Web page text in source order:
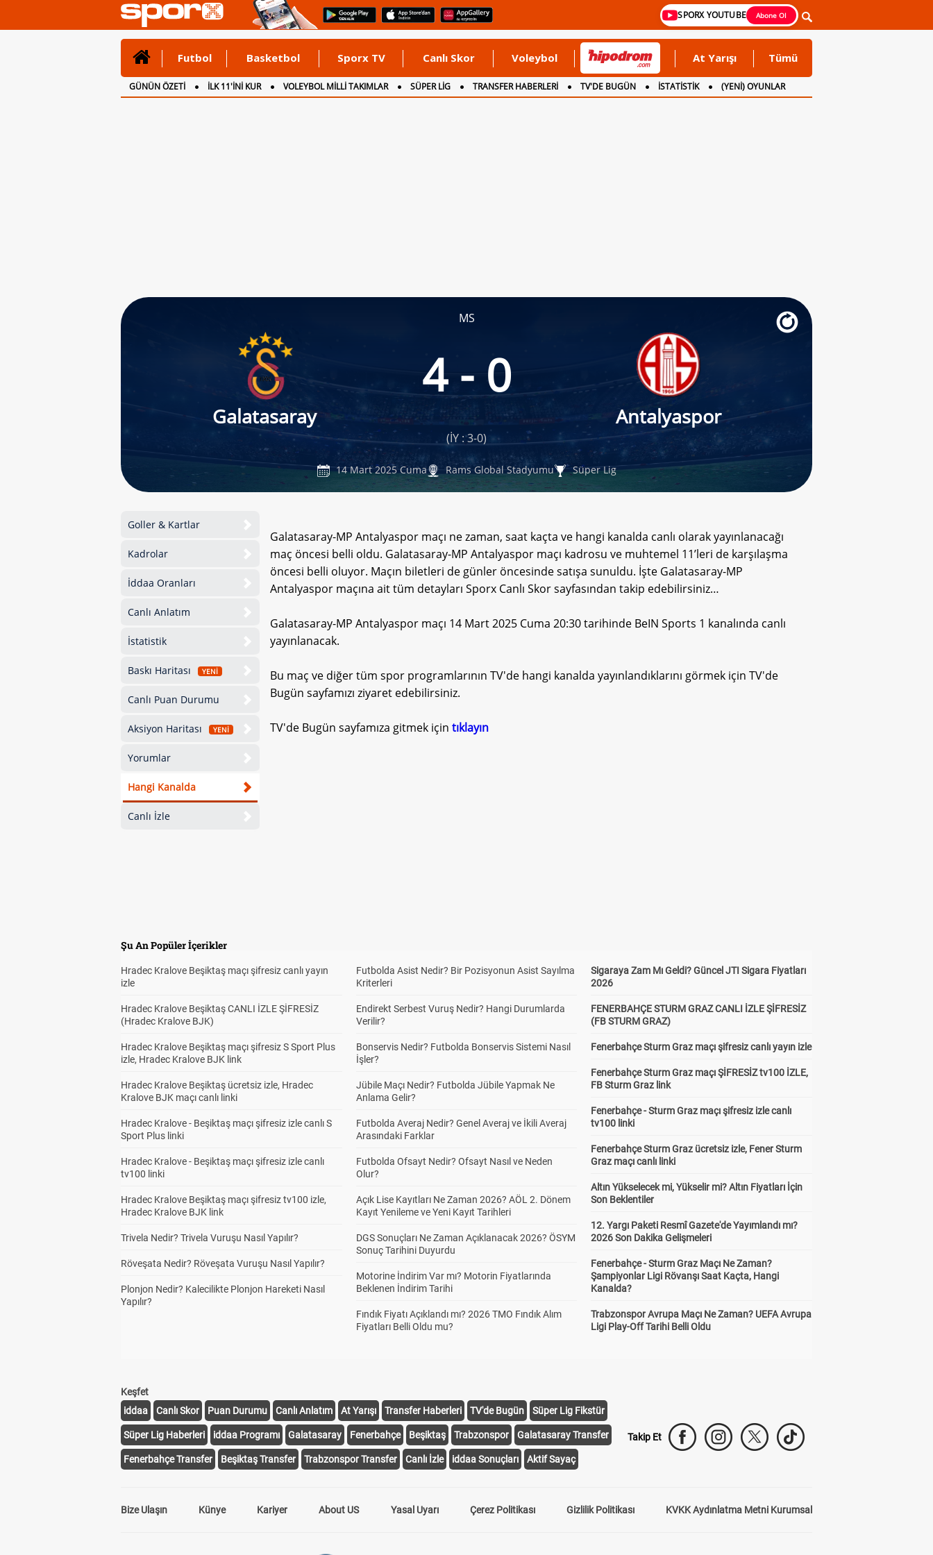
SPORX YOUTUBE Abone Ol
Futbol Basketbol Sporx TV Canlı Skor Voleybol At Yarışı Tümü
GÜNÜN ÖZETİ İLK 11'İNİ KUR VOLEYBOL MİLLİ TAKIMLAR SÜPER LİG TRANSFER HABERLERİ TV'DE BUGÜN İSTATİSTİK
(YENİ) OYUNLAR
CANLI ANLATIM
İNGİLTERE
MS
Galatasaray
4 - 0
Antalyaspor
(İY : 3-0)
14 Mart 2025 Cuma Rams Global Stadyumu Süper Lig
Goller & Kartlar
Kadrolar
İddaa Oranları
Canlı Anlatım
İstatistik
Baskı Haritası YENİ
Canlı Puan Durumu
Aksiyon Haritası YENİ
Yorumlar
Hangi Kanalda
Canlı İzle
Galatasaray-MP Antalyaspor maçı ne zaman, saat kaçta ve hangi kanalda canlı olarak yayınlanacağı
maç öncesi belli oldu. Galatasaray-MP Antalyaspor maçı kadrosu ve muhtemel 11’leri de karşılaşma
öncesi belli oluyor. Maçın biletleri de günler öncesinde satışa sunuldu. İşte Galatasaray-MP
Antalyaspor maçına ait tüm detayları Sporx Canlı Skor sayfasından takip edebilirsiniz…
Galatasaray-MP Antalyaspor maçı 14 Mart 2025 Cuma 20:30 tarihinde BeIN Sports 1 kanalında canlı
yayınlanacak.
Bu maç ve diğer tüm spor programlarının TV'de hangi kanalda yayınlandıklarını görmek için TV'de
Bugün sayfamızı ziyaret edebilirsiniz.
TV'de Bugün sayfamıza gitmek için tıklayın
Şu An Popüler İçerikler
Hradec Kralove Beşiktaş maçı şifresiz canlı yayın
izle
Hradec Kralove Beşiktaş CANLI İZLE ŞİFRESİZ
(Hradec Kralove BJK)
Hradec Kralove Beşiktaş maçı şifresiz S Sport Plus
izle, Hradec Kralove BJK link
Hradec Kralove Beşiktaş ücretsiz izle, Hradec
Kralove BJK maçı canlı linki
Hradec Kralove - Beşiktaş maçı şifresiz izle canlı S
Sport Plus linki
Hradec Kralove - Beşiktaş maçı şifresiz izle canlı
tv100 linki
Hradec Kralove Beşiktaş maçı şifresiz tv100 izle,
Hradec Kralove BJK link
Trivela Nedir? Trivela Vuruşu Nasıl Yapılır?
Röveşata Nedir? Röveşata Vuruşu Nasıl Yapılır?
Plonjon Nedir? Kalecilikte Plonjon Hareketi Nasıl
Yapılır?
Futbolda Asist Nedir? Bir Pozisyonun Asist Sayılma
Kriterleri
Endirekt Serbest Vuruş Nedir? Hangi Durumlarda
Verilir?
Bonservis Nedir? Futbolda Bonservis Sistemi Nasıl
İşler?
Jübile Maçı Nedir? Futbolda Jübile Yapmak Ne
Anlama Gelir?
Futbolda Averaj Nedir? Genel Averaj ve İkili Averaj
Arasındaki Farklar
Futbolda Ofsayt Nedir? Ofsayt Nasıl ve Neden
Olur?
Açık Lise Kayıtları Ne Zaman 2026? AÖL 2. Dönem
Kayıt Yenileme ve Yeni Kayıt Tarihleri
DGS Sonuçları Ne Zaman Açıklanacak 2026? ÖSYM
Sonuç Tarihini Duyurdu
Motorine İndirim Var mı? Motorin Fiyatlarında
Beklenen İndirim Tarihi
Fındık Fiyatı Açıklandı mı? 2026 TMO Fındık Alım
Fiyatları Belli Oldu mu?
Sigaraya Zam Mı Geldi? Güncel JTI Sigara Fiyatları
2026
FENERBAHÇE STURM GRAZ CANLI İZLE ŞİFRESİZ
(FB STURM GRAZ)
Fenerbahçe Sturm Graz maçı şifresiz canlı yayın izle
Fenerbahçe Sturm Graz maçı ŞİFRESİZ tv100 İZLE,
FB Sturm Graz link
Fenerbahçe - Sturm Graz maçı şifresiz izle canlı
tv100 linki
Fenerbahçe Sturm Graz ücretsiz izle, Fener Sturm
Graz maçı canlı linki
Altın Yükselecek mi, Yükselir mi? Altın Fiyatları İçin
Son Beklentiler
12. Yargı Paketi Resmî Gazete'de Yayımlandı mı?
2026 Son Dakika Gelişmeleri
Fenerbahçe - Sturm Graz Maçı Ne Zaman?
Şampiyonlar Ligi Rövanşı Saat Kaçta, Hangi
Kanalda?
Trabzonspor Avrupa Maçı Ne Zaman? UEFA Avrupa
Ligi Play-Off Tarihi Belli Oldu
Keşfet
iddaa
Canlı Skor Puan Durumu Canlı Anlatım At Yarışı Transfer Haberleri TV'de Bugün Süper Lig Fikstür
Süper Lig Haberleri iddaa Programı Galatasaray Fenerbahçe Beşiktaş Trabzonspor Galatasaray Transfer
Fenerbahçe Transfer Beşiktaş Transfer Trabzonspor Transfer Canlı İzle iddaa Sonuçları Aktif Sayaç
Takip Et
Bize Ulaşın Künye Kariyer About US Yasal Uyarı Çerez Politikası Gizlilik Politikası KVKK Aydınlatma Metni Kurumsal